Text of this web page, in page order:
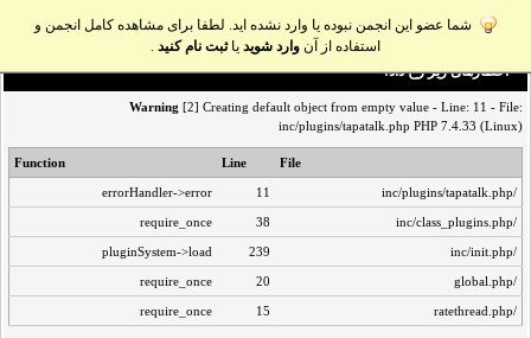
شما عضو این انجمن نبوده یا وارد نشده اید. لطفا برای مشاهده کامل انجمن و
استفاده از آن وارد شوید یاثبت نام کنید .
اخطار‌های زیر رخ داد:
Warning [2] Creating default object from empty value - Line: 11 - File:
inc/plugins/tapatalk.php PHP 7.4.33 (Linux)
File
Line
Function
/inc/plugins/tapatalk.php
11
errorHandler->error
/inc/class_plugins.php
38
require_once
/inc/init.php
239
pluginSystem->load
/global.php
20
require_once
/ratethread.php
15
require_once